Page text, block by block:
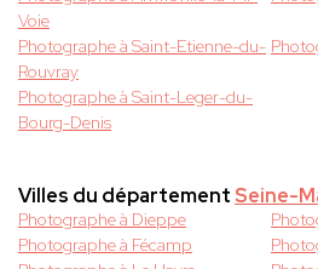
Voie
Photographe à Saint-Etienne-du-
Rouvray
Photographe à Saint-Leger-du-
Bourg-Denis
Villes du département Seine-
Photographe à Dieppe
Photographe à Fécamp